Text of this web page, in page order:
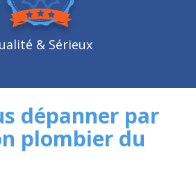
& Sérieux
dépanner par
plombier du